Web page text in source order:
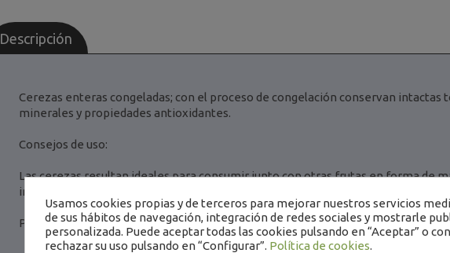
Descripción
Cerezas enteras congeladas; con el proceso de congelación conservan intactas
minerales y propiedades antioxidantes.
Consejos de uso:
Las cerezas resultan ideales para consumir junto con otras frutas en forma de
ingrediente en la elaboración de batidos, mermeladas, pasteles o postres
Presentación: Caja 10kg (4bolsas de 2,5kg) (producto congelado)
Usamos cookies propias y de terceros para mejorar nuestros servicios
de sus hábitos de navegación, integración de redes sociales y mostrarle
personalizada. Puede aceptar todas las cookies pulsando en “Aceptar” o
rechazar su uso pulsando en “Configurar”. Política de cookies.